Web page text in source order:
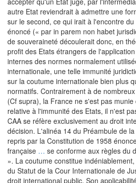
autre Etat reviendrait à admettre une
sur le second, ce qui irait à l'encontre
énoncé (« par in parem non habet
de souveraineté découlerait donc, en
profit des Etats étrangers de
internes des normes normalement
internationale, une telle immunité
sur la coutume internationale bien plus
normatifs. Contrairement à de
(Cf supra), la France ne s'est pas
relative à l'immunité des Etats, il n'est
CAA se réfère exclusivement au droit
décision. L'alinéa 14 du Préambule de
repris par la Constitution de 1958
française … se conforme aux règles du
». La coutume constitue
du Statut de la Cour Internationale de
droit international public. Son